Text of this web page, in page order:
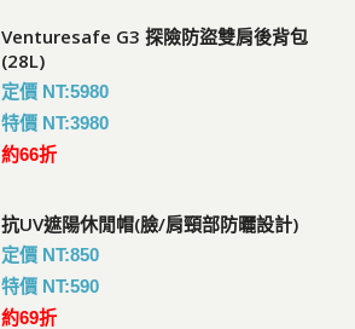
Venturesafe G3 探險防盜雙肩後背包
(28L)
定價 NT:5980
特價 NT:3980
約66折
抗UV遮陽休閒帽(臉/肩頸部防曬設計)
定價 NT:850
特價 NT:590
約69折